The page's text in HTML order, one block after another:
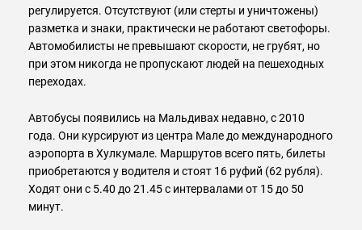
регулируется. Отсутствуют (или стерты и уничтожены)
разметка и знаки, практически не работают светофоры.
Автомобилисты не превышают скорости, не грубят, но
при этом никогда не пропускают людей на пешеходных
переходах.
Автобусы появились на Мальдивах недавно, с 2010
года. Они курсируют из центра Мале до международного
аэропорта в Хулкумале. Маршрутов всего пять, билеты
приобретаются у водителя и стоят 16 руфий (62 рубля).
Ходят они с 5.40 до 21.45 с интервалами от 15 до 50
минут.